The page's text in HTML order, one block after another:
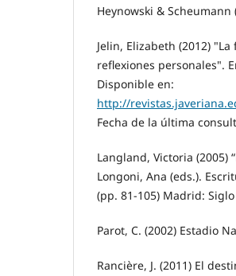
Heynowski & Scheumann
Jelin, Elizabeth (2012)
reflexiones personales".
Disponible en:
http://
Fecha de la última
Langland, Victoria (2005)
Longoni, Ana (eds.).
(pp. 81-105) Madrid: Siglo
Parot, C. (2002) Estadio
Rancière, J. (2011) El